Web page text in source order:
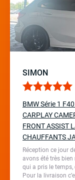
SIMON
BMW Série 1
CARPLAY
FRONT ASSIST
CHAUFFANTS
Réception ce jour
avons été très
qui a pris le
Pour la livraison